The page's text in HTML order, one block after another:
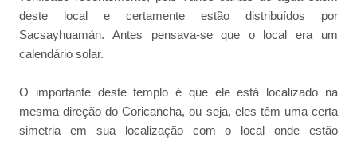
deste local e certamente estão distribuídos por
Sacsayhuamán. Antes pensava-se que o local era um
calendário solar.
O importante deste templo é que ele está localizado na
mesma direção do Coricancha, ou seja, eles têm uma certa
simetria em sua localização com o local onde estão